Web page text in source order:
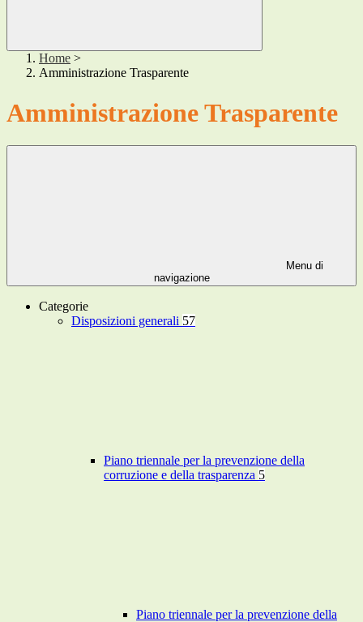
Home >
Amministrazione Trasparente
Amministrazione Trasparente
Menu di
navigazione
Categorie
Disposizioni generali 57
Piano triennale per la prevenzione della
corruzione e della trasparenza 5
Piano triennale per la prevenzione della